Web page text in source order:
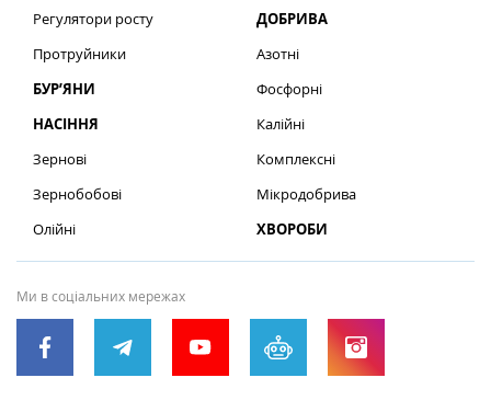
Регулятори росту
Протруйники
БУР’ЯНИ
НАСІННЯ
Зернові
Зернобобові
Олійні
ДОБРИВА
Азотні
Фосфорні
Калійні
Комплексні
Мікродобрива
ХВОРОБИ
Ми в соціальних мережах